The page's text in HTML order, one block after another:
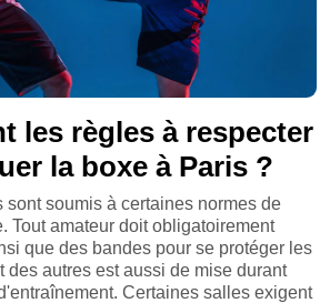
les règles à respecter
la boxe à Paris ?
sont soumis à certaines normes de
Tout amateur doit obligatoirement
que des bandes pour se protéger les
des autres est aussi de mise durant
Certaines salles exigent